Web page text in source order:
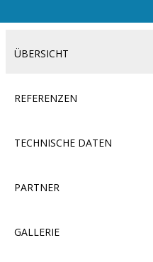
ÜBERSICHT
REFERENZEN
TECHNISCHE DATEN
PARTNER
GALLERIE